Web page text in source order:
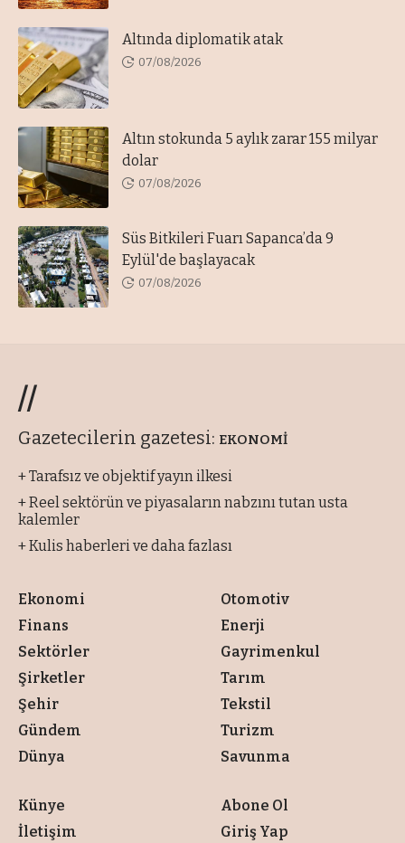
Altında diplomatik atak
07/08/2026
Altın stokunda 5 aylık zarar 155 milyar
dolar
07/08/2026
Süs Bitkileri Fuarı Sapanca’da 9
Eylül'de başlayacak
07/08/2026
//
Gazetecilerin gazetesi: EKONOMİ
+ Tarafsız ve objektif yayın ilkesi
+ Reel sektörün ve piyasaların nabzını tutan usta
kalemler
+ Kulis haberleri ve daha fazlası
Ekonomi
Finans
Sektörler
Şirketler
Şehir
Gündem
Dünya
Otomotiv
Enerji
Gayrimenkul
Tarım
Tekstil
Turizm
Savunma
Künye
İletişim
Abone Ol
Giriş Yap